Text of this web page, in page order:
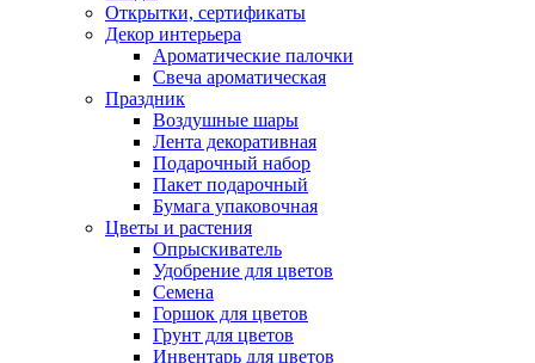
Открытки, сертификаты
Декор интерьера
Ароматические палочки
Свеча ароматическая
Праздник
Воздушные шары
Лента декоративная
Подарочный набор
Пакет подарочный
Бумага упаковочная
Цветы и растения
Опрыскиватель
Удобрение для цветов
Семена
Горшок для цветов
Грунт для цветов
Инвентарь для цветов